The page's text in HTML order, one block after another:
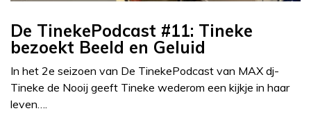
De TinekePodcast #11: Tineke
bezoekt Beeld en Geluid
In het 2e seizoen van De TinekePodcast van MAX dj-
Tineke de Nooij geeft Tineke wederom een kijkje in haar
leven….